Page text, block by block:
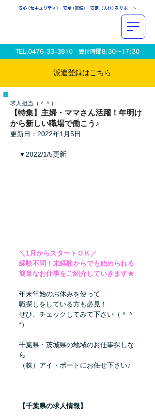
安心（セキュリティ） ・安全（警備） ・安定（人材） をサポート
TEL.0476-33-3910 受付時間8:30〜17:30
派遣登録は​こちら
【特集】主婦・ママさん活躍！年明け
から新しい職場で働こう♪
求人担当（＾＾）
更新日： 2022年1月5日
▼2022/1/5更新
＼1月からスタートＯＫ／
経験不問！未経験からでも始められる
簡単なお仕事をご紹介していきます★
年末年始のお休みを使って
職探しをしている方も必見！
ぜひ、チェックしてみて下さい（＾＾
*）
千葉県・茨城県の地域のお仕事探しな
ら
（株）アイ・ポートにお任せ下さい♪
【千葉県の求人情報】